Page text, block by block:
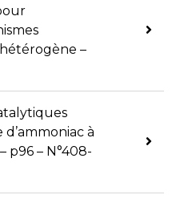
–
à
p96 – N°408-